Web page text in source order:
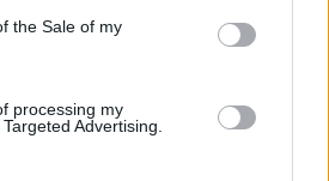
the Sale of my
processing my
Advertising.
gan saldos, gan sāļos